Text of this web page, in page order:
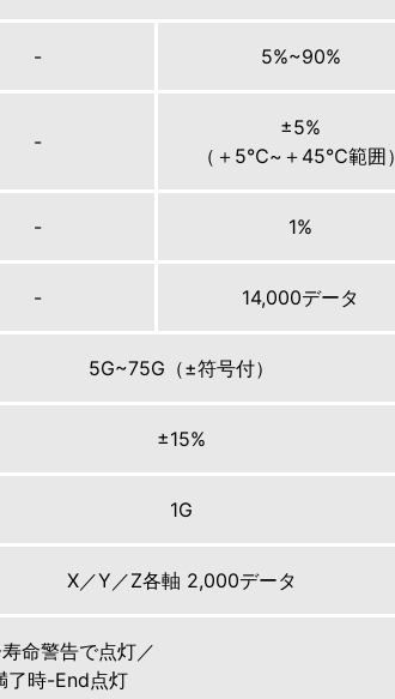
- 5%~90%
-
±5%
（＋5℃~＋45℃範囲）
- 1%
- 14,000データ
5G~75G（±符号付）
±15%
1G
X／Y／Z各軸 2,000データ
命警告で点灯／
了時-End点灯